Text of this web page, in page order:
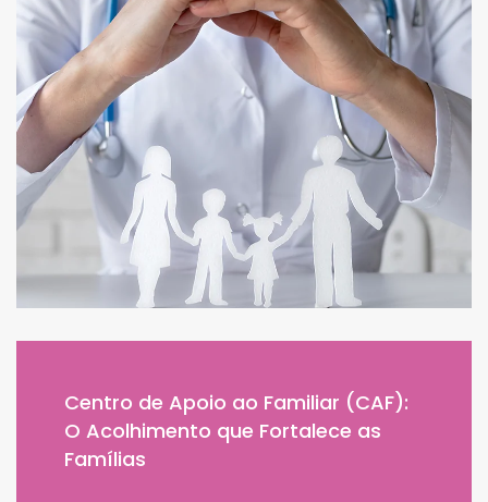
Centro de Apoio ao Familiar (CAF):
O Acolhimento que Fortalece as
Famílias